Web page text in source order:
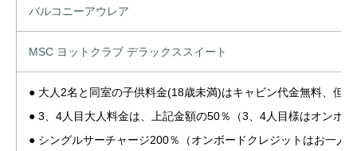
バルコニーアウレア
MSC ヨットクラブ デラックススイート
● 大人2名と同室の子供料金(18歳未満)はキャビン代金無料、但
● 3、4人目大人料金は、上記金額の50％（3、4人目様はオンボ
● シングルサーチャージ200％（オンボードクレジットはお一人